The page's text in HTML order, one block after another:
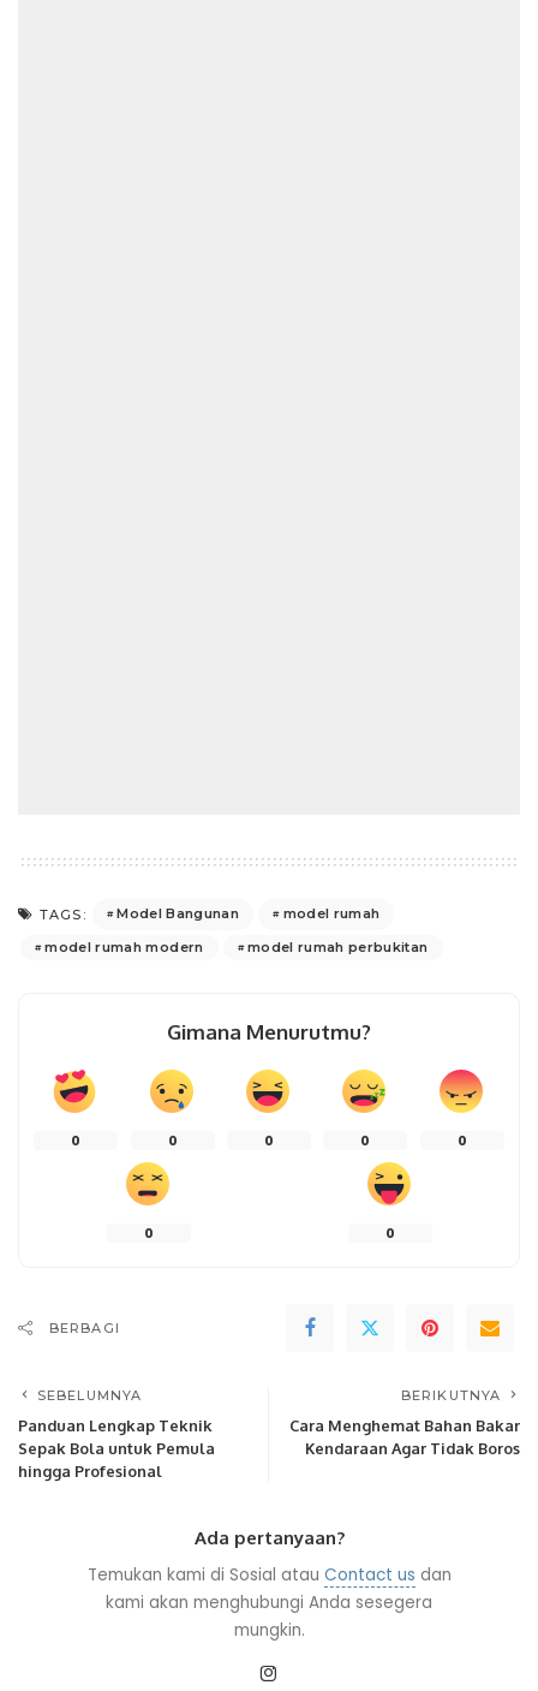
TAGS: Model Bangunan
model rumah
model rumah modern
model rumah perbukitan
Gimana Menurutmu?
0 0 0 0 0
0 0
BERBAGI
SEBELUMNYA
Panduan Lengkap Teknik
Sepak Bola untuk Pemula
hingga Profesional
BERIKUTNYA
Cara Menghemat Bahan Bakar
Kendaraan Agar Tidak Boros
Ada pertanyaan?
Temukan kami di Sosial atau Contact us dan
kami akan menghubungi Anda sesegera
mungkin.